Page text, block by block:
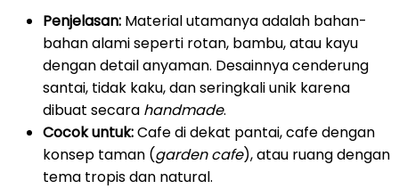
Penjelasan: Material utamanya adalah bahan-
bahan alami seperti rotan, bambu, atau kayu
dengan detail anyaman. Desainnya cenderung
santai, tidak kaku, dan seringkali unik karena
dibuat secara handmade.
Cocok untuk:Cafe di dekat pantai, cafe dengan
konsep taman (garden cafe), atau ruang dengan
tema tropis dan natural.